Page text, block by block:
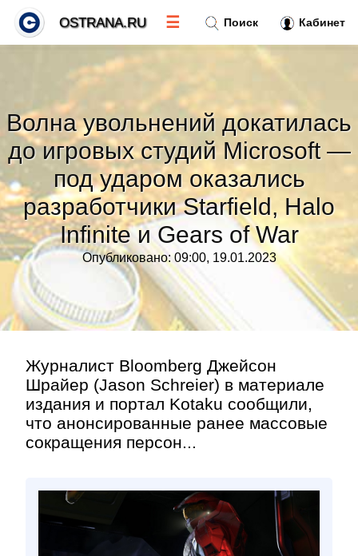
Волна увольнений докатилась
до игровых студий Microsoft —
под ударом оказались
разработчики Starfield, Halo
Infinite и Gears of War
Опубликовано: 09:00, 19.01.2023
Журналист Bloomberg Джейсон
Шрайер (Jason Schreier) в материале
издания и портал Kotaku сообщили,
что анонсированные ранее массовые
сокращения персон...
Поиск Кабинет
OSTRANA.RU ☰
Тренды новостей »
Рубрики»
Правила»
Контакт